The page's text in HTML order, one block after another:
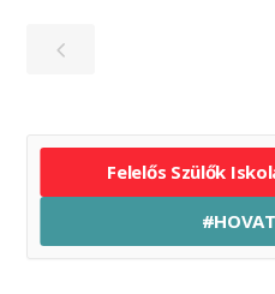
Felelős Szülők